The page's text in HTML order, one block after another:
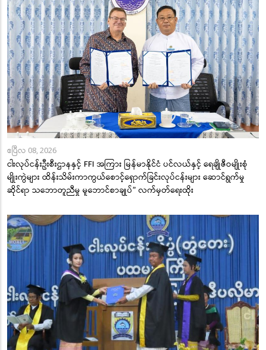
ဧပြီလ 08, 2026
ငါးလုပ်ငန်းဦးစီးဌာနနှင့် FFI အကြား မြန်မာနိုင်ငံ ပင်လယ်နှင့် ရေချိုဇီဝမျိုးစုံ
မျိုးကွဲများ ထိန်းသိမ်းကာကွယ်စောင့်ရှောက်ခြင်းလုပ်ငန်းများ ဆောင်ရွက်မှု
ဆိုင်ရာ သဘောတူညီမှု မူဘောင်စာချုပ်” လက်မှတ်ရေးထိုး